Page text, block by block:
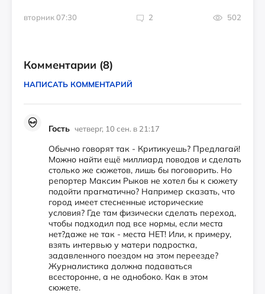
вторник 07:30 2 502
Комментарии (8)
НАПИСАТЬ КОММЕНТАРИЙ
Гость четверг, 10 сен. в 21:17
Обычно говорят так - Критикуешь? Предлагай!
Можно найти ещё миллиард поводов и сделать
столько же сюжетов, лишь бы поговорить. Но
репортер Максим Рыков не хотел бы к сюжету
подойти прагматично? Например сказать, что
город имеет стесненные исторические
условия? Где там физически сделать переход,
чтобы подходил под все нормы, если места
нет?даже не так - места НЕТ! Или, к примеру,
взять интервью у матери подростка,
задавленного поездом на этом переезде?
Журналистика должна подаваться
всесторонне, а не однобоко. Как в этом
сюжете.